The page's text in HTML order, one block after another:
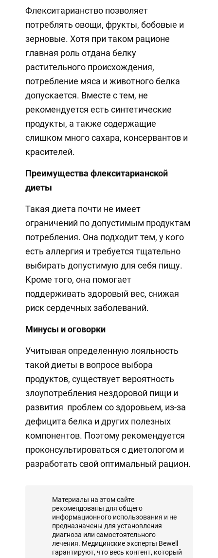
Флекситарианство позволяет
потреблять овощи, фрукты, бобовые и
зерновые. Хотя при таком рационе
главная роль отдана белку
растительного происхождения,
потребление мяса и животного белка
допускается. Вместе с тем, не
рекомендуется есть синтетические
продукты, а также содержащие
слишком много сахара, консервантов и
красителей.
Преимущества флекситарианской
диеты
Такая диета почти не имеет
ограничений по допустимым продуктам
потребления. Она подходит тем, у кого
есть аллергия и требуется тщательно
выбирать допустимую для себя пищу.
Кроме того, она помогает
поддерживать здоровый вес, снижая
риск сердечных заболеваний.
Минусы и оговорки
Учитывая определенную лояльность
такой диеты в вопросе выбора
продуктов, существует вероятность
злоупотребления нездоровой пищи и
развития проблем со здоровьем, из-за
дефицита белка и других полезных
компонентов. Поэтому рекомендуется
проконсультироваться с диетологом и
разработать свой оптимальный рацион.
Материалы на этом сайте
рекомендованы для общего
информационного использования и не
предназначены для установления
диагноза или самостоятельного
лечения. Медицинские эксперты Bewell
гарантируют, что весь контент, который